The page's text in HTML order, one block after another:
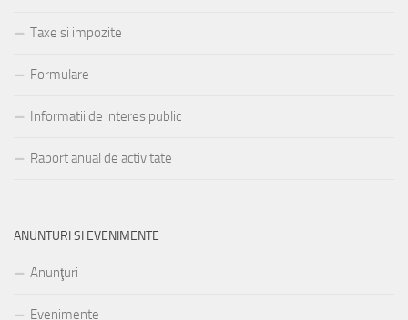
Taxe si impozite
Formulare
Informatii de interes public
Raport anual de activitate
ANUNTURI SI EVENIMENTE
Anunţuri
Evenimente